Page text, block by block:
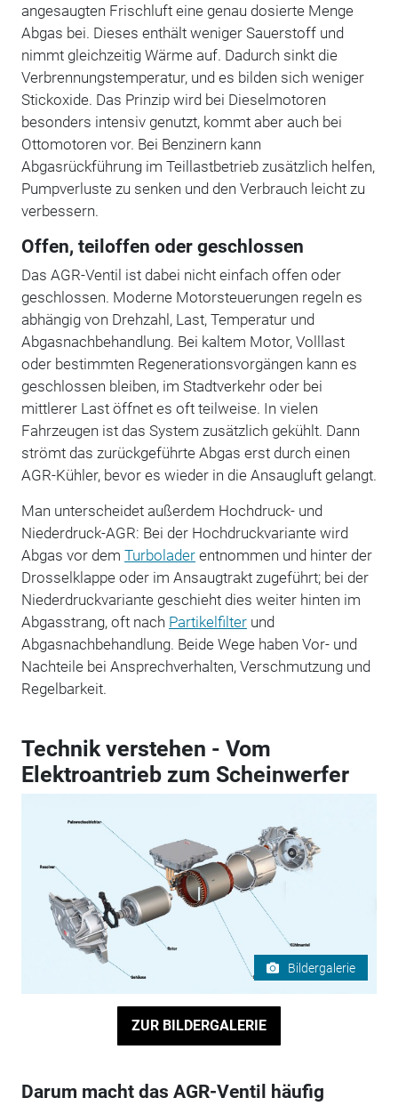
angesaugten Frischluft eine genau dosierte Menge
Abgas bei. Dieses enthält weniger Sauerstoff und
nimmt gleichzeitig Wärme auf. Dadurch sinkt die
Verbrennungstemperatur, und es bilden sich weniger
Stickoxide. Das Prinzip wird bei Dieselmotoren
besonders intensiv genutzt, kommt aber auch bei
Ottomotoren vor. Bei Benzinern kann
Abgasrückführung im Teillastbetrieb zusätzlich helfen,
Pumpverluste zu senken und den Verbrauch leicht zu
verbessern.
Offen, teiloffen oder geschlossen
Das AGR-Ventil ist dabei nicht einfach offen oder
geschlossen. Moderne Motorsteuerungen regeln es
abhängig von Drehzahl, Last, Temperatur und
Abgasnachbehandlung. Bei kaltem Motor, Volllast
oder bestimmten Regenerationsvorgängen kann es
geschlossen bleiben, im Stadtverkehr oder bei
mittlerer Last öffnet es oft teilweise. In vielen
Fahrzeugen ist das System zusätzlich gekühlt. Dann
strömt das zurückgeführte Abgas erst durch einen
AGR-Kühler, bevor es wieder in die Ansaugluft gelangt.
Man unterscheidet außerdem Hochdruck- und
Niederdruck-AGR: Bei der Hochdruckvariante wird
Abgas vor dem Turboladerentnommen und hinter der
Drosselklappe oder im Ansaugtrakt zugeführt; bei der
Niederdruckvariante geschieht dies weiter hinten im
Abgasstrang, oft nach Partikelfilterund
Abgasnachbehandlung. Beide Wege haben Vor- und
Nachteile bei Ansprechverhalten, Verschmutzung und
Regelbarkeit.
Technik verstehen - Vom
Elektroantrieb zum Scheinwerfer
Bildergalerie
ZUR BILDERGALERIE
Darum macht das AGR-Ventil häufig